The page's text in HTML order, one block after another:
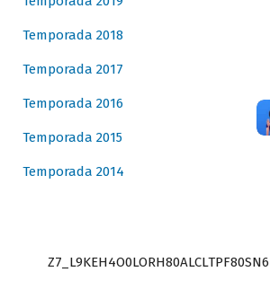
Temporada 2018
Temporada 2017
Temporada 2016
Temporada 2015
Temporada 2014
Z7_L9KEH4O0LORH80ALCLTPF80SN6